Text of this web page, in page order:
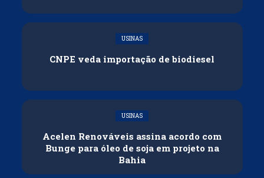
USINAS
CNPE veda importação de biodiesel
USINAS
Acelen Renováveis assina acordo com
Bunge para óleo de soja em projeto na
Bahia